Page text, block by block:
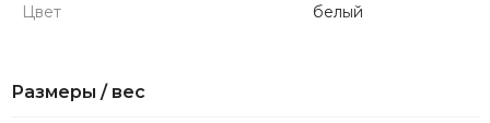
Цвет белый
Размеры / вес